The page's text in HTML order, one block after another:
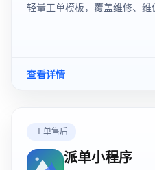
轻量工单模板，覆盖维修、维
查看详情
工单售后
派单小程序